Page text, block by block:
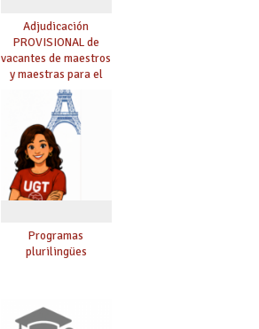
Adjudicación
PROVISIONAL de
vacantes de maestros
y maestras para el
curso 26-27
Programas
plurilingües